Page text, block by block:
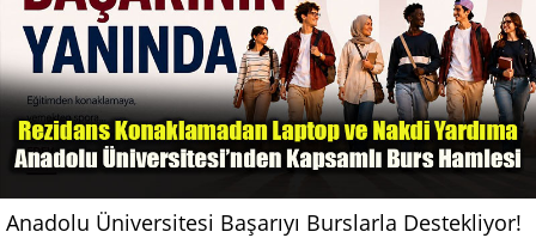
Anadolu Üniversitesi Başarıyı Burslarla Destekliyor!